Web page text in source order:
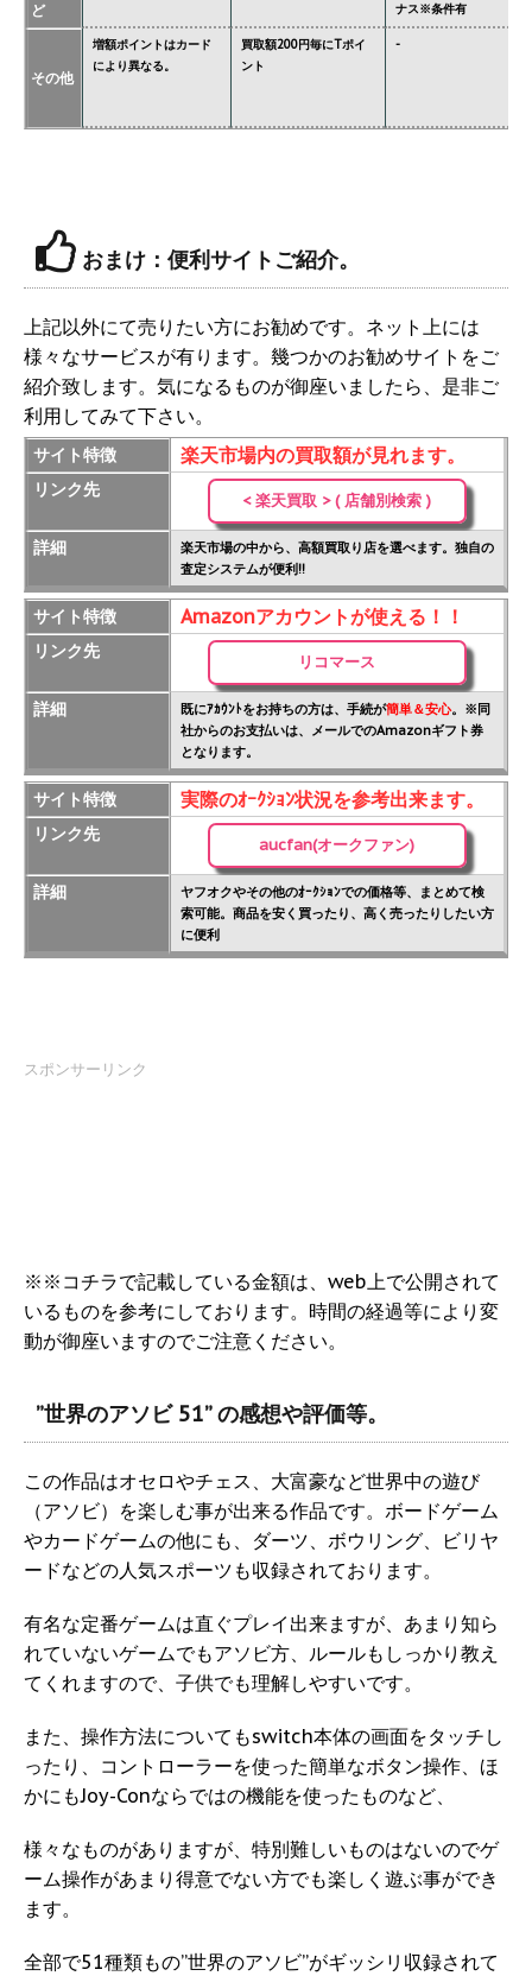
ど
ナス※条件有
その他
増額ポイントはカード
により異なる。
買取額200円毎にTポイ
ント
-
おまけ：便利サイトご紹介。
上記以外にて売りたい方にお勧めです。ネット上には
様々なサービスが有ります。幾つかのお勧めサイトをご
紹介致します。気になるものが御座いましたら、是非ご
利用してみて下さい。
サイト特徴 楽天市場内の買取額が見れます。
リンク先
< 楽天買取 > ( 店舗別検索 )
詳細
楽天市場の中から、高額買取り店を選べます。独自の
査定システムが便利!!
サイト特徴 Amazonアカウントが使える！！
リンク先
リコマース
詳細 既にｱｶｳﾝﾄをお持ちの方は、手続が簡単＆安心。※同
社からのお支払いは、メールでのAmazonギフト券
となります。
サイト特徴 実際のｵｰｸｼｮﾝ状況を参考出来ます。
リンク先
aucfan(オークファン)
詳細
ヤフオクやその他のｵｰｸｼｮﾝでの価格等、まとめて検
索可能。商品を安く買ったり、高く売ったりしたい方
に便利
スポンサーリンク
※※コチラで記載している金額は、web上で公開されて
いるものを参考にしております。時間の経過等により変
動が御座いますのでご注意ください。
”世界のアソビ 51” の感想や評価等。
この作品はオセロやチェス、大富豪など世界中の遊び
（アソビ）を楽しむ事が出来る作品です。ボードゲーム
やカードゲームの他にも、ダーツ、ボウリング、ビリヤ
ードなどの人気スポーツも収録されております。
有名な定番ゲームは直ぐプレイ出来ますが、あまり知ら
れていないゲームでもアソビ方、ルールもしっかり教え
てくれますので、子供でも理解しやすいです。
また、操作方法についてもswitch本体の画面をタッチし
ったり、コントローラーを使った簡単なボタン操作、ほ
かにもJoy-Conならではの機能を使ったものなど、
様々なものがありますが、特別難しいものはないのでゲ
ーム操作があまり得意でない方でも楽しく遊ぶ事ができ
ます。
全部で51種類もの”世界のアソビ”がギッシリ収録されて